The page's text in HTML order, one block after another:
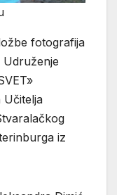
fotografija
iz